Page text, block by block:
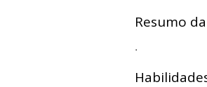
Resumo
.